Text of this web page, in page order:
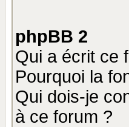
phpBB 2
Qui a écrit ce
Pourquoi la
Qui dois-je
à ce forum ?